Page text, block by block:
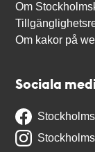
Om
Om kakor på
Sociala